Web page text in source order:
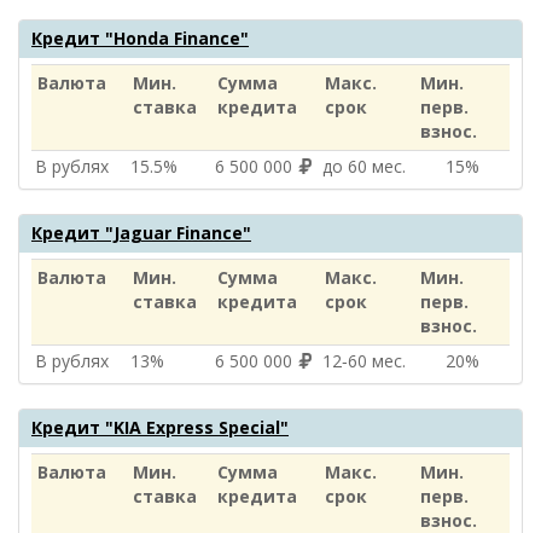
Кредит "Honda Finance"
Валюта
Мин.
ставка
Сумма
кредита
Макс.
срок
Мин.
перв.
взнос.
В рублях
15.5% 6 500 000 до 60 мес. 15%
Кредит "Jaguar Finance"
Валюта
Мин.
ставка
Сумма
кредита
Макс.
срок
Мин.
перв.
взнос.
В рублях
13% 6 500 000 12‑60 мес. 20%
Кредит "KIA Express Special"
Валюта
Мин.
ставка
Сумма
кредита
Макс.
срок
Мин.
перв.
взнос.